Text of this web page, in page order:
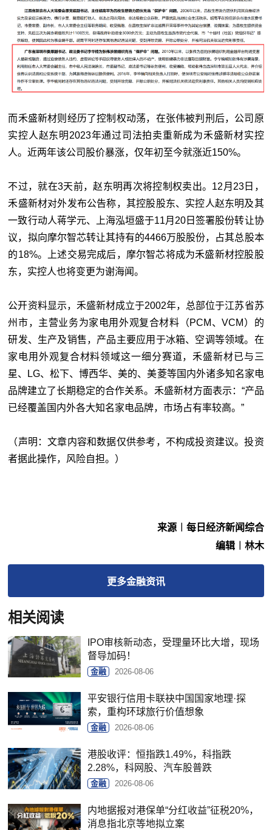
而禾盛新材则经历了控制权动荡，在张伟被判刑后，公司原
实控人赵东明2023年通过司法拍卖重新成为禾盛新材实控
人。近两年该公司股价暴涨，仅年初至今就涨近150%。
不过，就在3天前，赵东明再次将控制权卖出。12月23日，
禾盛新材对外发布公告称，其控股股东、实控人赵东明及其
一致行动人蒋学元、上海泓垣盛于11月20日签署股份转让协
议，拟向摩尔智芯转让其持有的4466万股股份，占其总股本
的18%。上述交易完成后，摩尔智芯将成为禾盛新材控股股
东，实控人也将变更为谢海闻。
公开资料显示，禾盛新材成立于2002年，总部位于江苏省苏
州市，主营业务为家电用外观复合材料（PCM、VCM）的
研发、生产及销售，产品主要应用于冰箱、空调等领域。在
家电用外观复合材料领域这一细分赛道，禾盛新材已与三
星、LG、松下、博西华、美的、美菱等国内外诸多知名家电
品牌建立了长期稳定的合作关系。禾盛新材方面表示：“产品
已经覆盖国内外各大知名家电品牌，市场占有率较高。”
（声明：文章内容和数据仅供参考，不构成投资建议。投资
者据此操作，风险自担。）
来源︱每日经济新闻综合
编辑︱林木
更多金融资讯
相关阅读
IPO审核新动态，受理量环比大增，现场
督导加码！
金融 2026-08-06
平安银行信用卡联袂中国国家地理·探
索，重构环球旅行价值想象
金融 2026-08-06
港股收评：恒指跌1.49%，科指跌
2.28%，科网股、汽车股普跌
金融 2026-08-06
内地据报对港保单“分红收益”征税20%，
消息指北京等地拟立案